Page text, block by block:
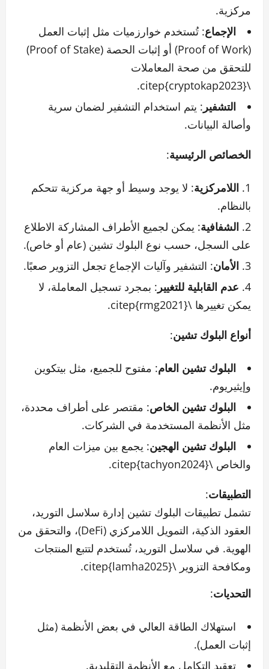
مركزية.
الإجماع: تُستخدم خوارزميات مثل إثبات العمل
(Proof of Work) أو إثبات الحصة (Proof of Stake)
للتحقق من صحة المعاملات
\citep{cryptokap2023}.
التشفير : يتم استخدام التشفير لضمان سرية
وأصالة البيانات.
الخصائص الرئيسية:
اللامركزية: لا يوجد وسيط أو جهة مركزية تتحكم
بالنظام.
الشفافية: يمكن لجميع الأطراف المشاركة الاطلاع
على السجل، حسب نوع البلوك تشين (عام أو خاص).
الأمان: التشفير وآليات الإجماع تجعل التزوير صعبًا.
عدم القابلية للتغيير : بمجرد تسجيل المعاملة، لا
يمكن تغييرها \citep{rmg2021}.
أنواع البلوك تشين:
البلوك تشين العام: مفتوح للجميع، مثل بيتكوين
وإيثيريوم.
البلوك تشين الخاص: مقتصر على أطراف محددة،
مثل الأنظمة المستخدمة في الشركات.
البلوك تشين الهجين: يجمع بين ميزات العام
والخاص \citep{tachyon2024}.
التطبيقات:
تشمل تطبيقات البلوك تشين إدارة سلاسل التوريد،
العقود الذكية، التمويل اللامركزي (DeFi)، والتحقق من
الهوية. في سلاسل التوريد، تُستخدم لتتبع المنتجات
ومكافحة التزوير \citep{lamha2025}.
التحديات:
استهلاك الطاقة العالي في بعض الأنظمة (مثل
إثبات العمل).
تعقيد التكامل مع الأنظمة التقليدية.